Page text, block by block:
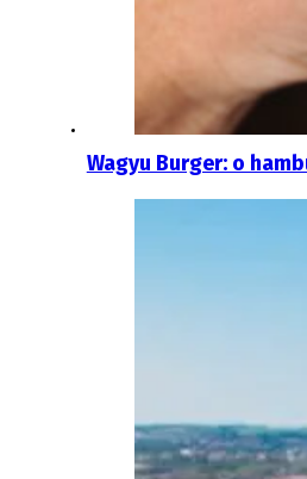
Wagyu Burger: o